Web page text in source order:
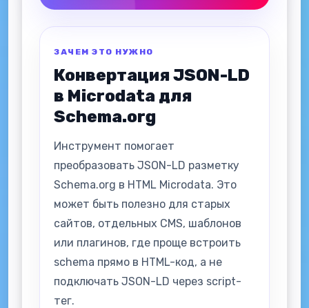
ЗАЧЕМ ЭТО НУЖНО
Конвертация JSON-LD
в Microdata для
Schema.org
Инструмент помогает
преобразовать JSON-LD разметку
Schema.org в HTML Microdata. Это
может быть полезно для старых
сайтов, отдельных CMS, шаблонов
или плагинов, где проще встроить
schema прямо в HTML-код, а не
подключать JSON-LD через script-
тег.